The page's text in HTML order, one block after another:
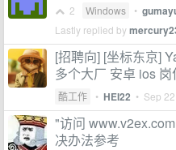
2 Windows •
Lastly replied by
[招聘向] [坐标东京]
多个大厂 安卓 ios
酷工作 • HEI22 • Sep
"访问
决办法参考